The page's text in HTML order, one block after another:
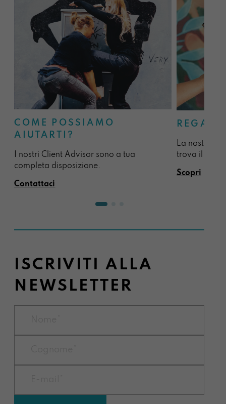
COME POSSIAMO
AIUTARTI?
I nostri Client Advisor sono a tua
completa disposizione.
Contattaci
La nostra
trova il
Scopri
ISCRIVITI ALLA
NEWSLETTER